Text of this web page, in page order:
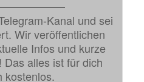
Kanal und sei
Wir veröffentlichen
Infos und kurze
alles ist für dich
kostenlos.